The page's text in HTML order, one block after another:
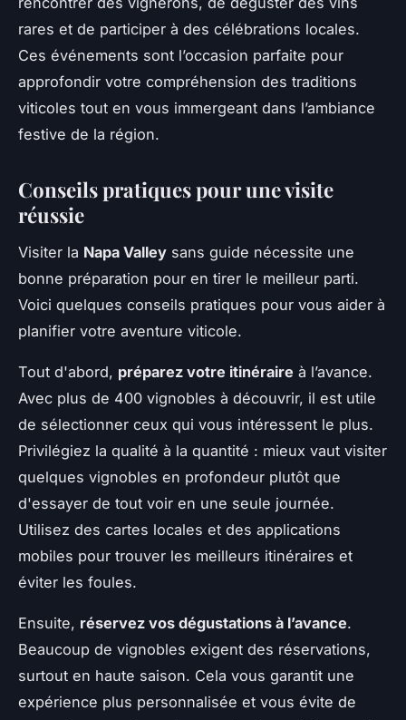
rares et de participer à des célébrations locales.
Ces événements sont l’occasion parfaite pour
approfondir votre compréhension des traditions
viticoles tout en vous immergeant dans l’ambiance
festive de la région.
Conseils pratiques pour une visite
réussie
Visiter la Napa Valley sans guide nécessite une
bonne préparation pour en tirer le meilleur parti.
Voici quelques conseils pratiques pour vous aider à
planifier votre aventure viticole.
Tout d'abord, préparez votre itinéraire à l’avance.
Avec plus de 400 vignobles à découvrir, il est utile
de sélectionner ceux qui vous intéressent le plus.
Privilégiez la qualité à la quantité : mieux vaut visiter
quelques vignobles en profondeur plutôt que
d'essayer de tout voir en une seule journée.
Utilisez des cartes locales et des applications
mobiles pour trouver les meilleurs itinéraires et
éviter les foules.
Ensuite, réservez vos dégustations à l’avance.
Beaucoup de vignobles exigent des réservations,
surtout en haute saison. Cela vous garantit une
expérience plus personnalisée et vous évite de